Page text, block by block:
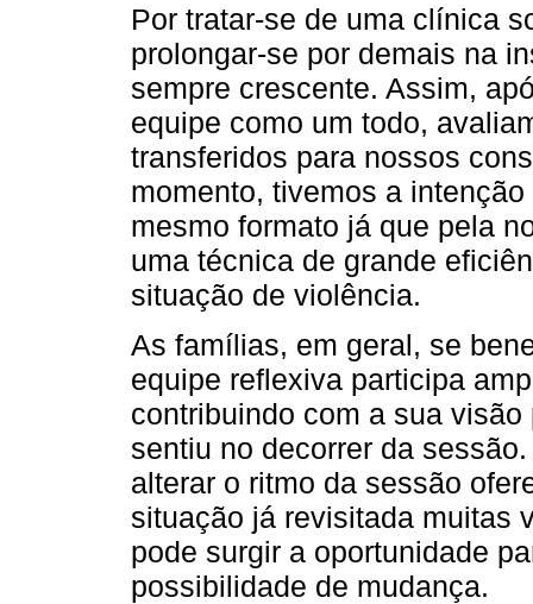
Por tratar-se de uma clínica
prolongar-se por demais na
sempre crescente. Assim,
equipe como um todo,
transferidos para nossos
momento, tivemos a
mesmo formato já que pela
uma técnica de grande
situação de violência.
As famílias, em geral, se
equipe reflexiva participa
contribuindo com a sua
sentiu no decorrer da
alterar o ritmo da sessão
situação já revisitada muitas
pode surgir a oportunidade
possibilidade de mudança.